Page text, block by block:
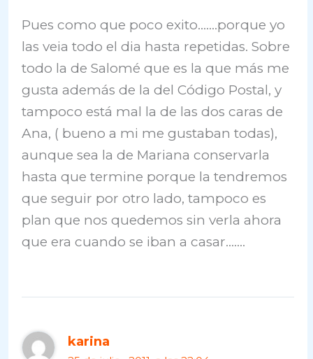
Pues como que poco exito…….porque yo
las veia todo el dia hasta repetidas. Sobre
todo la de Salomé que es la que más me
gusta además de la del Código Postal, y
tampoco está mal la de las dos caras de
Ana, ( bueno a mi me gustaban todas),
aunque sea la de Mariana conservarla
hasta que termine porque la tendremos
que seguir por otro lado, tampoco es
plan que nos quedemos sin verla ahora
que era cuando se iban a casar…….
karina